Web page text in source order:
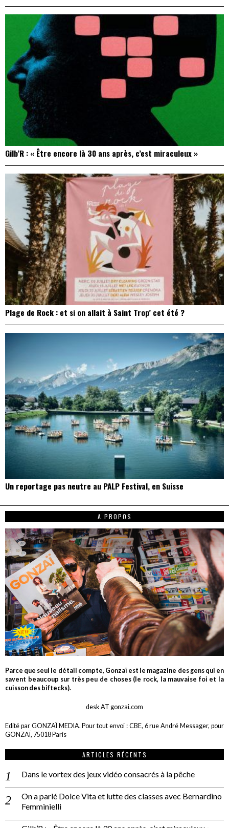
Gilb’R : « Être encore là 30 ans après, c’est miraculeux »
Plage de Rock : et si on allait à Saint Trop’ cet été ?
Un reportage pas neutre au PALP Festival, en Suisse
A PROPOS
Parce que seul le détail compte, Gonzaï est le magazine des gens qui en
savent beaucoup sur très peu de choses (le rock, la mauvaise foi et la
cuisson des biftecks).
desk AT gonzai.com
Edité par GONZAÏ MEDIA. Pour tout envoi : CBE, 6 rue André Messager, pour
GONZAÏ, 75018 Paris
ARTICLES RÉCENTS
Dans le vortex des jeux vidéo consacrés à la pêche
On a parlé Dolce Vita et lutte des classes avec Bernardino
Femminielli